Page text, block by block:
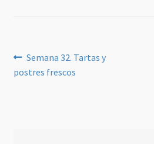
Navegación
de
Anterior:
Semana 32. Tartas y
postres frescos